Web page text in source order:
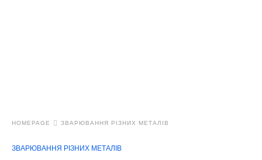
HOMEPAGE ЗВАРЮВАННЯ РІЗНИХ МЕТАЛІВ
ЗВАРЮВАННЯ РІЗНИХ МЕТАЛІВ